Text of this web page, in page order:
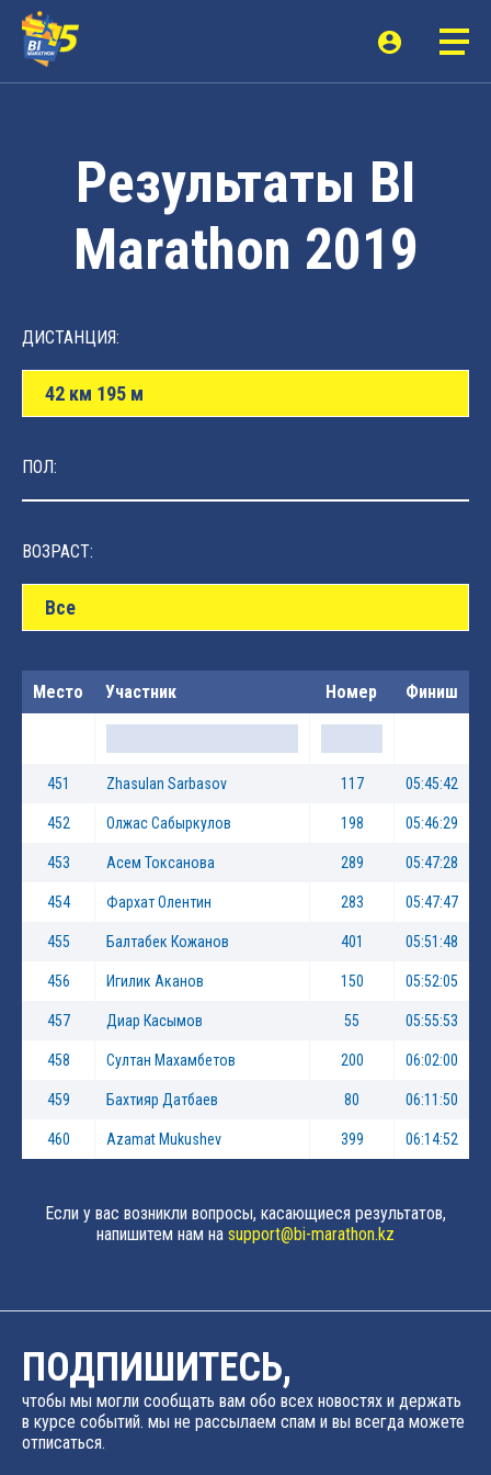
Результаты BI
Marathon 2019
ДИСТАНЦИЯ:
42 км 195 м
ПОЛ:
ВОЗРАСТ:
Все
Место Участник Номер Финиш
451 Zhasulan Sarbasov 117 05:45:42
452 Олжас Сабыркулов 198 05:46:29
453 Асем Токсанова 289 05:47:28
454 Фархат Олентин 283 05:47:47
455 Балтабек Кожанов 401 05:51:48
456 Игилик Аканов 150 05:52:05
457 Диар Касымов 55 05:55:53
458 Султан Махамбетов 200 06:02:00
459 Бахтияр Датбаев 80 06:11:50
460 Azamat Mukushev 399 06:14:52
Если у вас возникли вопросы, касающиеся результатов,
напишитем нам на support@bi-marathon.kz
ПОДПИШИТЕСЬ,
чтобы мы могли сообщать вам обо всех новостях и держать
в курсе событий. мы не рассылаем спам и вы всегда можете
отписаться.